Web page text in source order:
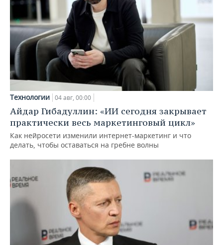
Технологии 04 авг, 00:00
Айдар Гибадуллин: «ИИ сегодня закрывает
практически весь маркетинговый цикл»
Как нейросети изменили интернет-маркетинг и что
делать, чтобы оставаться на гребне волны